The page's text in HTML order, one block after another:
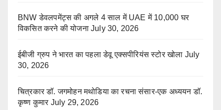
BNW डेवलपमेंट्स की अगले 4 साल में UAE में 10,000 घर
विकसित करने की योजना July 30, 2026
ईबीजी ग्रुप ने भारत का पहला डेवू एक्सपीरियंस स्टोर खोला July
30, 2026
चित्रकार डॉ. जगमोहन मथोडिया का रचना संसार-एक अध्ययन डॉ.
कृष्ण कुमार July 29, 2026